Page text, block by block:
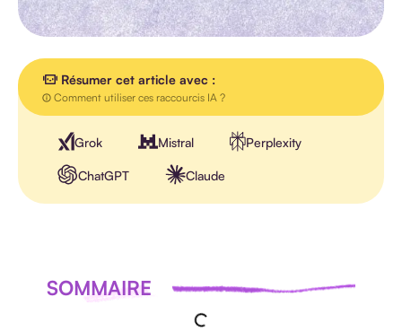
Résumer cet article avec :
Comment utiliser ces raccourcis IA ?
Grok Mistral Perplexity
ChatGPT Claude
SOMMAIRE